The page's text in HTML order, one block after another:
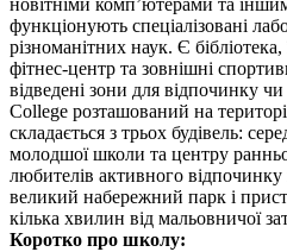
новітніми комп’ютерами та
функціонують спеціалізовані
різноманітних наук. Є
фітнес-центр та зовнішні
відведені зони для відпочинку
College розташований на
складається з трьох будівель:
молодшої школи та центру
любителів активного відпочинку
великий набережний парк і
кілька хвилин від мальовничої
Коротко про школу: